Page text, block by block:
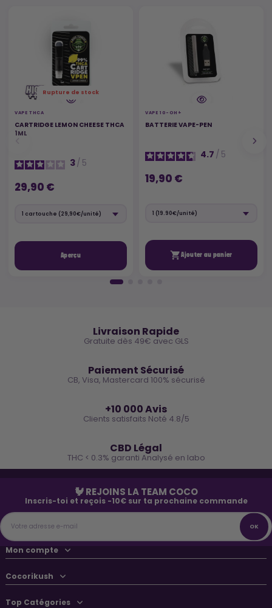
Rupture de stock
VAPE THCA
CARTRIDGE LEMON CHEESE THCA
1ML
3/ 5
29,90 €
Aperçu
VAPE 10-OH+
BATTERIE VAPE-PEN
4.7 / 5
19,90 €
Ajouter au panier
Livraison Rapide
Gratuite dès 49€ avec GLS
Paiement Sécurisé
CB, Visa, Mastercard 100% sécurisé
+10 000 Avis
Clients satisfaits Noté 4.8/5
CBD Légal
THC < 0.3% garanti Analysé en labo
🐓 REJOINS LA TEAM COCO
Inscris-toi et reçois -10€ sur ta prochaine commande
Mon compte
Cocorikush
Top Catégories